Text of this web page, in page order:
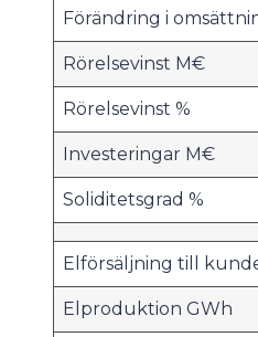
Förändring i
Rörelsevinst M€
Rörelsevinst %
Investeringar M€
Soliditetsgrad %
Elförsäljning till
Elproduktion GWh